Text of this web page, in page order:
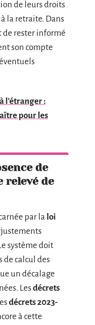
de leurs droits
la retraite. Dans
de rester informé
son compte
l'étranger :
pour les
de
relevé de
par la loi
système doit
de calcul des
un décalage
Lesdécrets
décrets 2023-
à cette